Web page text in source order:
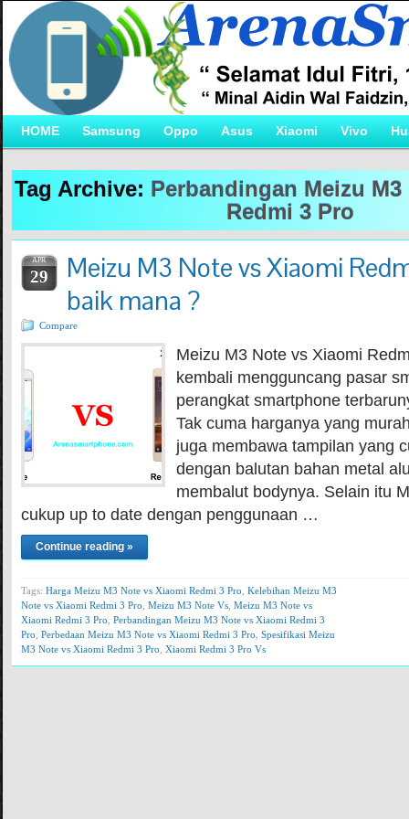
HOME Samsung Oppo Asus Xiaomi Vivo
Tag Archive: Perbandingan Meizu
Redmi 3 Pro
APR
29
Meizu M3 Note vs Xiaomi
baik mana ?
Compare
Meizu M3 Note vs Xiaomi
kembali mengguncang pasar
perangkat smartphone
Tak cuma harganya yang
juga membawa tampilan yang
dengan balutan bahan metal
membalut bodynya. Selain itu
cukup up to date dengan penggunaan …
Continue reading »
Tags: Harga Meizu M3 Note vs Xiaomi Redmi 3 Pro Kelebihan Meizu M3
Note vs Xiaomi Redmi 3 Pro Meizu M3 Note Vs, Meizu M3 Note vs
Xiaomi Redmi 3 Pro Perbandingan Meizu M3 Note vs Xiaomi Redmi 3
Pro Perbedaan Meizu M3 Note vs Xiaomi Redmi 3 Pro Spesifikasi Meizu
M3 Note vs Xiaomi Redmi 3 Pro Xiaomi Redmi 3 Pro Vs